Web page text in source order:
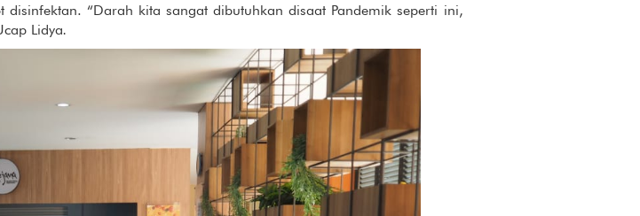
disinfektan. “Darah kita sangat dibutuhkan disaat Pandemik seperti ini,
Lidya.